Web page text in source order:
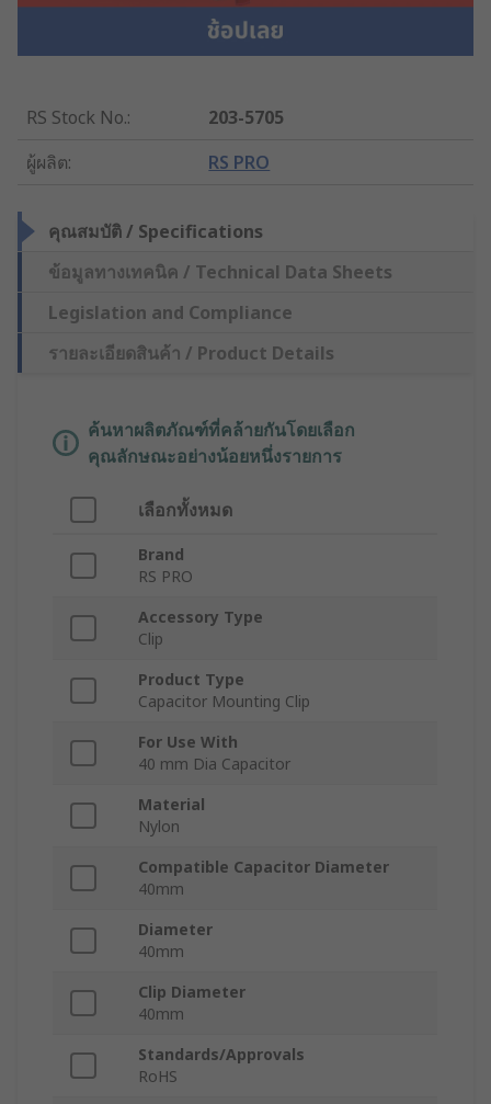
RS Stock No.:
203-5705
ผู้ผลิต: RS PRO
คุณสมบัติ / Specifications
ข้อมูลทางเทคนิค / Technical Data Sheets
Legislation and Compliance
รายละเอียดสินค้า / Product Details
ค้นหาผลิตภัณฑ์ที่คล้ายกันโดยเลือก
คุณลักษณะอย่างน้อยหนึ่งรายการ
เลือกทั้งหมด
Brand
RS PRO
Accessory Type
Clip
Product Type
Capacitor Mounting Clip
For Use With
40 mm Dia Capacitor
Material
Nylon
Compatible Capacitor Diameter
40mm
Diameter
40mm
Clip Diameter
40mm
Standards/Approvals
RoHS